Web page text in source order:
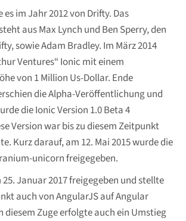
im Jahr 2012 von Drifty. Das
aus Max Lynch und Ben Sperry, den
sowie Adam Bradley. Im März 2014
Ventures“ Ionic mit einem
von 1 Million Us-Dollar. Ende
die Alpha-Veröffentlichung und
die Ionic Version 1.0 Beta 4
Version war bis zu diesem Zeitpunkt
Kurz darauf, am 12. Mai 2015 wurde die
unicorn freigegeben.
Januar 2017 freigegeben und stellte
auch von AngularJS auf Angular
diesem Zuge erfolgte auch ein Umstieg